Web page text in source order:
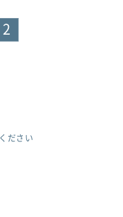
2
ださい